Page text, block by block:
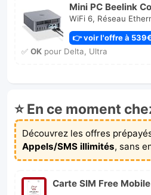
Mini PC Beelink
WiFi 6, Réseau
👉 voir l'offre à 539€
✅ OKpour Delta, Ultra
⭐ En ce moment
Découvrez les offres
Appels/SMS illimités, sans
Carte SIM Free